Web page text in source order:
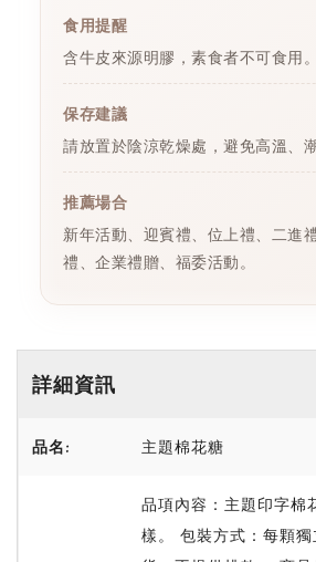
食用提醒
含牛皮來源明膠，素食者不可食用。
保存建議
請放置於陰涼乾燥處，避免高溫、
推薦場合
新年活動、迎賓禮、位上禮、二進
禮、企業禮贈、福委活動。
詳細資訊
品名: 主題棉花糖
品項內容：主題印字棉
樣。 包裝方式：每顆